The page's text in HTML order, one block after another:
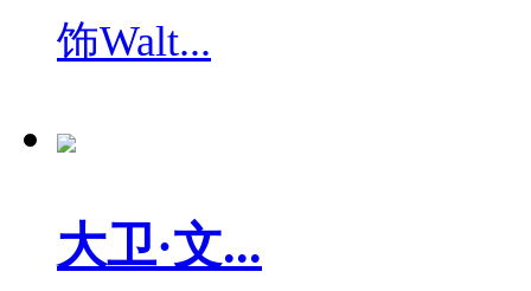
饰Walt...
大卫·文...